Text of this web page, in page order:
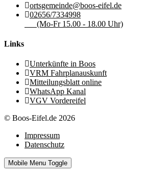
ortsgemeinde@boos-eifel.de
02656/7334998
(Mo-Fr 15.00 - 18.00 Uhr)
Links
Unterkünfte in Boos
VRM Fahrplanauskunft
Mitteilungsblatt online
WhatsApp Kanal
VGV Vordereifel
© Boos-Eifel.de 2026
Impressum
Datenschutz
Mobile Menu Toggle